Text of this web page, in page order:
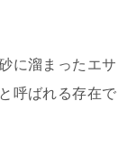
に溜まったエサ
呼ばれる存在で